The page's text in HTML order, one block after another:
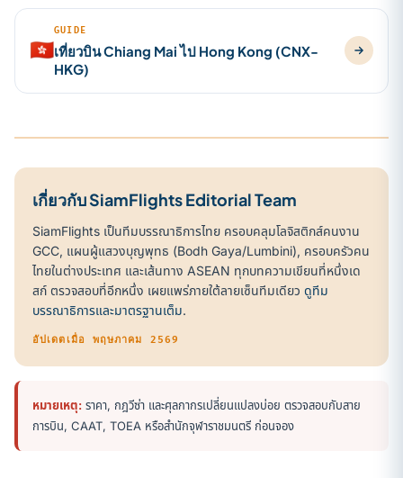
🇭🇰
GUIDE
เที่ยวบิน Chiang Mai ไป Hong Kong (CNX-
HKG)
เกี่ยวกับ SiamFlights Editorial Team
SiamFlights เป็นทีมบรรณาธิการไทย ครอบคลุมโลจิสติกส์คนงาน
GCC, แผนผู้แสวงบุญพุทธ (Bodh Gaya/Lumbini), ครอบครัวคน
ไทยในต่างประเทศ และเส้นทาง ASEAN ทุกบทความเขียนที่หนึ่งเด
สก์ ตรวจสอบที่อีกหนึ่ง เผยแพร่ภายใต้ลายเซ็นทีมเดียว ดูทีม
บรรณาธิการและมาตรฐานเต็ม.
อัปเดตเมื่อ พฤษภาคม 2569
หมายเหตุ: ราคา, กฎวีซ่า และศุลกากรเปลี่ยนแปลงบ่อย ตรวจสอบกับสาย
การบิน, CAAT, TOEA หรือสำนักจุฬาราชมนตรี ก่อนจอง